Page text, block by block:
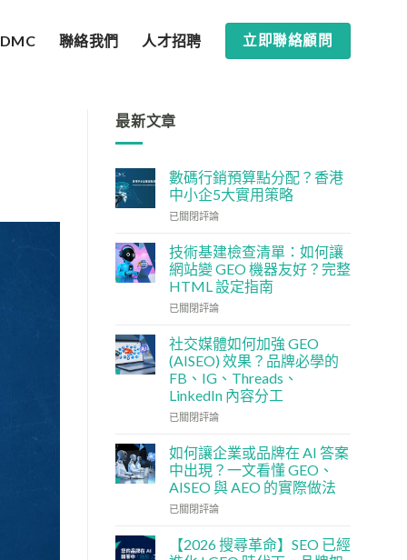
聯絡我們 人才招聘 立即聯絡顧問
最新文章
數碼行銷預算點分配？香港
中小企5大實用策略
數
行
銷
預
算
點
配？
香
港
中
小
企
大
實
用
策
略
已關閉評論
技術基建檢查清單：如何讓
網站變 GEO 機器友好？完整
HTML 設定指南
技
基
建
檢
查
清
單：
何
讓
網
站
變
器
已關閉評論
社交媒體如何加強 GEO
(AISEO) 效果？品牌必學的
FB、IG、Threads、
LinkedIn 內容分工
社
媒
體
如
何
加
GEO
(AISEO)
已關閉評論
如何讓企業或品牌在 AI 答案
中出現？一文看懂 GEO、
AISEO 與 AEO 的實際做法
如
企
已關閉評論
【2026 搜尋革命】SEO 已經